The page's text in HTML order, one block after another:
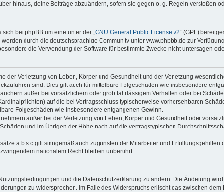
hinaus, deine Beiträge abzuändern, sofern sie gegen o. g. Regeln verstoßen
bei phpBB um eine unter der „ GNU General Public License v2“ (GPL)
durch die deutschsprachige Community unter www.phpbb.de zur
die Verwendung der Software für bestimmte Zwecke nicht untersagen
der Verletzung von Leben, Körper und Gesundheit und der Verletzung
sind. Dies gilt auch für mittelbare Folgeschäden wie insbesondere
außer bei vorsätzlichem oder grob fahrlässigem Verhalten oder bei
auf die bei Vertragsschluss typischerweise vorhersehbaren
Folgeschäden wie insbesondere entgangenen Gewinn.
außer bei der Verletzung von Leben, Körper und Gesundheit oder
und im Übrigen der Höhe nach auf die vertragstypischen
a bis c gilt sinngemäß auch zugunsten der Mitarbeiter und Erfüllungsgehilfen
nationalem Recht bleiben unberührt.
und die Datenschutzerklärung zu ändern. Die Änderung
zu widersprechen. Im Falle des Widerspruchs erlischt das zwischen